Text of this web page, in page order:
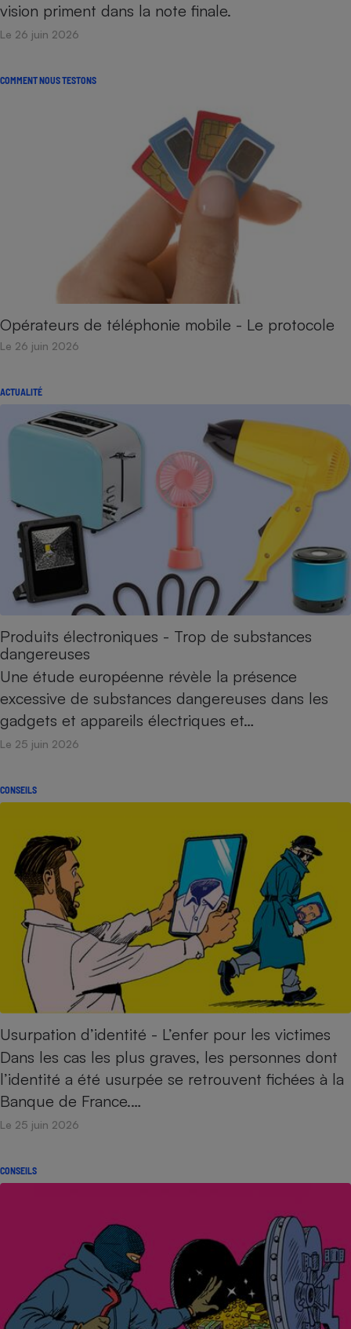
vision priment dans la note finale.
Le 26 juin 2026
COMMENT NOUS TESTONS
Opérateurs de téléphonie mobile - Le protocole
Le 26 juin 2026
ACTUALITÉ
Produits électroniques - Trop de substances
dangereuses
Une étude européenne révèle la présence
excessive de substances dangereuses dans les
gadgets et appareils électriques et…
Le 25 juin 2026
CONSEILS
Usurpation d’identité - L’enfer pour les victimes
Dans les cas les plus graves, les personnes dont
l’identité a été usurpée se retrouvent fichées à la
Banque de France.…
Le 25 juin 2026
CONSEILS